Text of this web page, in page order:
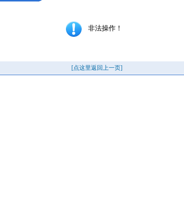
非法操作！
[点这里返回上一页]